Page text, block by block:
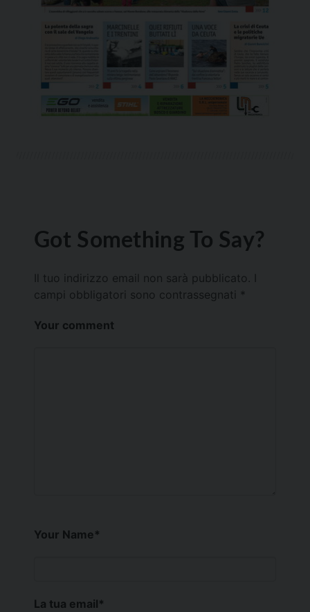
Got Something To Say?
Il tuo indirizzo email non sarà pubblicato.
campi obbligatori sono contrassegnati *
Your comment
Your Name*
La tua email*